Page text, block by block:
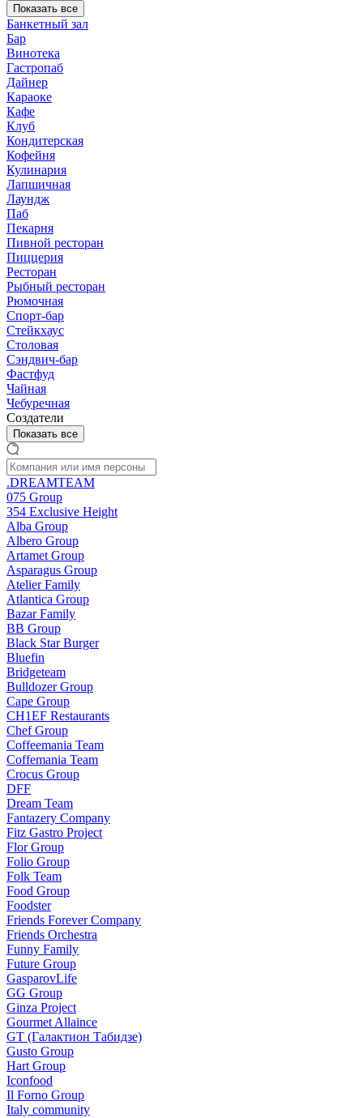
Показать все
Банкетный зал
Бар
Винотека
Гастропаб
Дайнер
Караоке
Кафе
Клуб
Кондитерская
Кофейня
Кулинария
Лапшичная
Лаундж
Паб
Пекарня
Пивной ресторан
Пиццерия
Ресторан
Рыбный ресторан
Рюмочная
Спорт-бар
Стейкхаус
Столовая
Сэндвич-бар
Фастфуд
Чайная
Чебуречная
Создатели
Показать все
.DREAMTEAM
075 Group
354 Exclusive Height
Alba Group
Albero Group
Artamet Group
Asparagus Group
Atelier Family
Atlantica Group
Bazar Family
BB Group
Black Star Burger
Bluefin
Bridgeteam
Bulldozer Group
Cape Group
CH1EF Restaurants
Chef Group
Coffeemania Team
Coffemania Team
Crocus Group
DFF
Dream Team
Fantazery Company
Fitz Gastro Project
Flor Group
Folio Group
Folk Team
Food Group
Foodster
Friends Forever Company
Friends Orchestra
Funny Family
Future Group
GasparovLife
GG Group
Ginza Project
Gourmet Allaince
GT (Галактион Табидзе)
Gusto Group
Hart Group
Iconfood
Il Forno Group
Italy community